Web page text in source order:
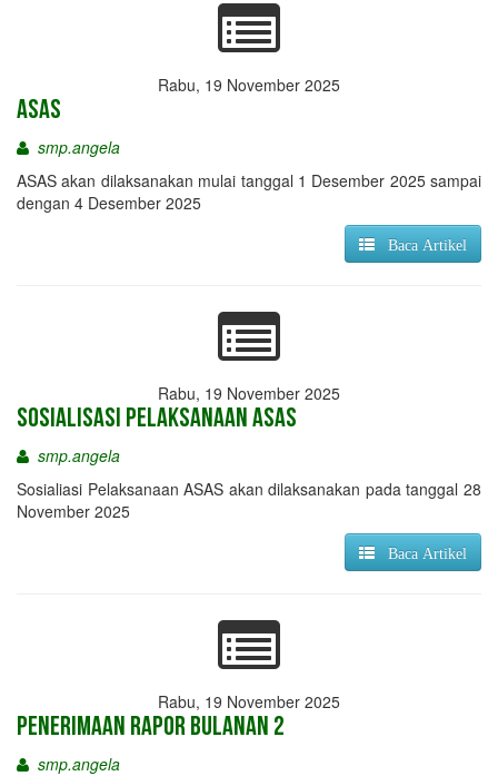
Rabu, 19 November 2025
ASAS
smp.angela
ASAS akan dilaksanakan mulai tanggal 1 Desember 2025 sampai
dengan 4 Desember 2025
Baca Artikel
Rabu, 19 November 2025
Sosialisasi Pelaksanaan ASAS
smp.angela
Sosialiasi Pelaksanaan ASAS akan dilaksanakan pada tanggal 28
November 2025
Baca Artikel
Rabu, 19 November 2025
Penerimaan Rapor Bulanan 2
smp.angela